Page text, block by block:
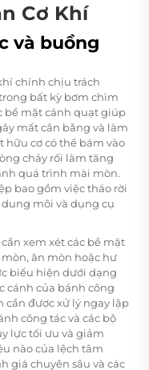
Cơ Khí
và buồng
chính chịu trách
bất kỳ bơm chìm
bề mặt cánh quạt giúp
mất cân bằng và làm
hữu cơ có thể bám vào
chảy rối làm tăng
quá trình mài mòn.
bao gồm việc tháo rời
môi và dụng cụ
xem xét các bề mặt
ăn mòn hoặc hư
biểu hiện dưới dạng
cánh của bánh công
cần được xử lý ngay lập
công tác và các bộ
lực tối ưu và giảm
nào của lệch tâm
giá chuyên sâu và các